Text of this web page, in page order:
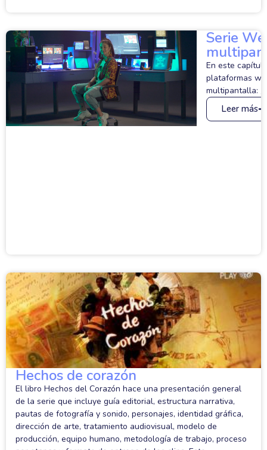
Serie
En este
plataformas
multipantalla:
Leer más
Hechos de corazón
El libro Hechos del Corazón hace una presentación general
de la serie que incluye guía editorial, estructura narrativa,
pautas de fotografía y sonido, personajes, identidad gráfica,
dirección de arte, tratamiento audiovisual, modelo de
producción, equipo humano, metodología de trabajo, proceso